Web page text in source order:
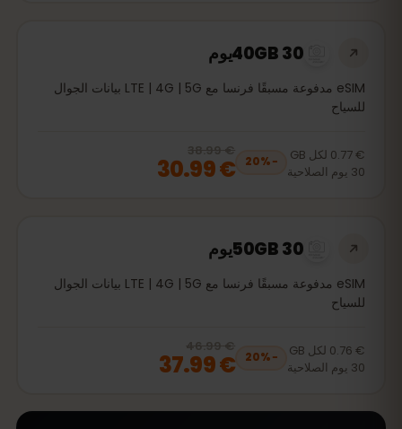
40GB 30يوم
eSIM مدفوعة مسبقًا فرنسا مع LTE | 4G | 5G بيانات الجوال
للسياح
€ 0.77 لكل GB
30 يوم الصلاحية
−
20%
20% off, was
€ 30.99 € 38.99
€ 30.99
50GB 30يوم
eSIM مدفوعة مسبقًا فرنسا مع LTE | 4G | 5G بيانات الجوال
للسياح
€ 0.76 لكل GB
30 يوم الصلاحية
−
20%
20% off, was
€ 37.99 € 46.99
€ 37.99